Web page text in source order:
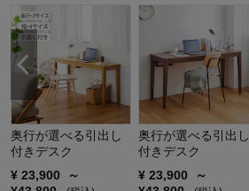
商品を使う人：
奥行が選べる引出し
付きデスク
¥ 23,900
～
奥行が選べる引出し
付きデスク
¥ 23,900
～